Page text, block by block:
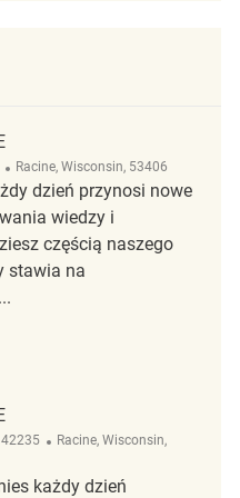
Lokalizacja
Racine, Wisconsin, 53406
dzień przynosi nowe
wiedzy i
częścią naszego
stawia na
Lokalizacja
Racine, Wisconsin,
każdy dzień